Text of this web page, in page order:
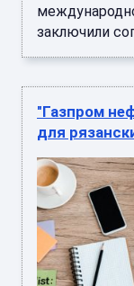
заключили
"Газпром
для